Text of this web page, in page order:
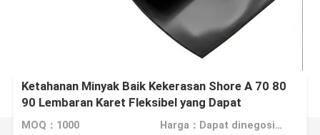
Ketahanan Minyak Baik Kekerasan Shore A 70 80
90 Lembaran Karet Fleksibel yang Dapat
Disesuaikan Ideal untuk Solusi Penyegelan dan
MOQ：1000 Harga：Dapat dinegosiasikan